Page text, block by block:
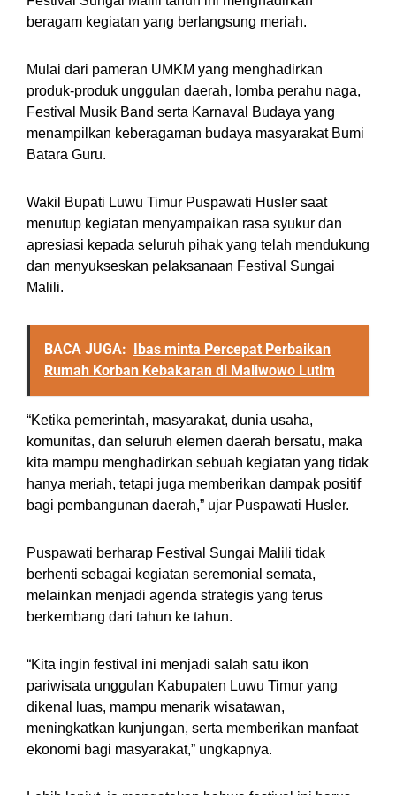
beragam kegiatan yang berlangsung meriah.
Mulai dari pameran UMKM yang menghadirkan
produk-produk unggulan daerah, lomba perahu naga,
Festival Musik Band serta Karnaval Budaya yang
menampilkan keberagaman budaya masyarakat Bumi
Batara Guru.
Wakil Bupati Luwu Timur Puspawati Husler saat
menutup kegiatan menyampaikan rasa syukur dan
apresiasi kepada seluruh pihak yang telah mendukung
dan menyukseskan pelaksanaan Festival Sungai
Malili.
BACA JUGA: Ibas minta Percepat Perbaikan
Rumah Korban Kebakaran di Maliwowo Lutim
“Ketika pemerintah, masyarakat, dunia usaha,
komunitas, dan seluruh elemen daerah bersatu, maka
kita mampu menghadirkan sebuah kegiatan yang tidak
hanya meriah, tetapi juga memberikan dampak positif
bagi pembangunan daerah,” ujar Puspawati Husler.
Puspawati berharap Festival Sungai Malili tidak
berhenti sebagai kegiatan seremonial semata,
melainkan menjadi agenda strategis yang terus
berkembang dari tahun ke tahun.
“Kita ingin festival ini menjadi salah satu ikon
pariwisata unggulan Kabupaten Luwu Timur yang
dikenal luas, mampu menarik wisatawan,
meningkatkan kunjungan, serta memberikan manfaat
ekonomi bagi masyarakat,” ungkapnya.